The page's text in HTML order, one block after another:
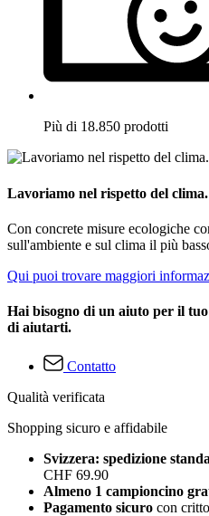
Più di 18.850 prodotti
Lavoriamo nel rispetto del clima.
Con concrete misure ecologiche
sull'ambiente e sul clima il più
Qui puoi trovare maggiori
Hai bisogno di un aiuto per il
di aiutarti.
Contatto
Qualità verificata
Shopping sicuro e affidabile
Svizzera: spedizione
CHF 69.90
Almeno 1 campioncino
Pagamento sicuro con